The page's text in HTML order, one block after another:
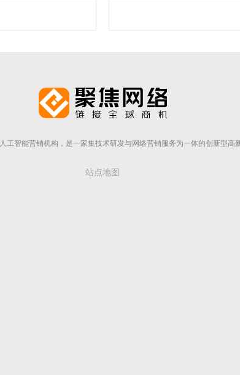
工智能营销机构，是一家集技术研发与网络营销服务为一体的创新型高
站点地图